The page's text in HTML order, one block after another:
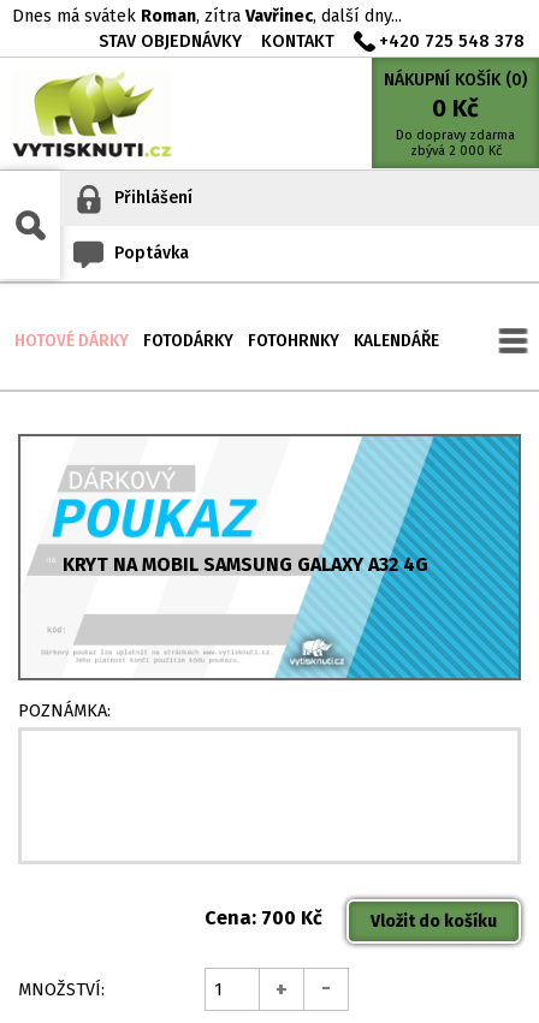
Dnes má svátek Roman, zítra Vavřinec, další dny...
STAV OBJEDNÁVKY
KONTAKT
+420 725 548 378
NÁKUPNÍ KOŠÍK (0)
0 Kč
Do dopravy zdarma
zbývá 2 000 Kč
Přihlášení
Poptávka
HOTOVÉ DÁRKY FOTODÁRKY FOTOHRNKY KALENDÁŘE
KRYT NA MOBIL SAMSUNG GALAXY A32 4G
POZNÁMKA:
Cena: 700 Kč
MNOŽSTVÍ: + -